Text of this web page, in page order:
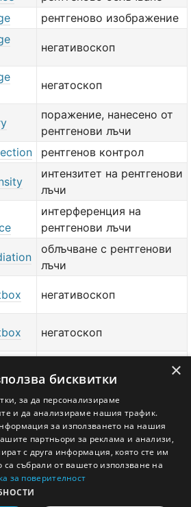
рентгеново изображение
негативоскоп
негатоскоп
поражение, нанесено от
рентгенови лъчи
рентгенов контрол
интензитет на рентгенови
лъчи
интерференция на
рентгенови лъчи
облъчване с рентгенови
лъчи
негативоскоп
негатоскоп
луминесценция
рентгенов спектрален
микроанализатор
или преводтук
речник © Ezikov.com
×
бисквитки
за да персонализираме
и да анализираме нашия трафик.
за използването на нашия
партньори за реклама и анализи,
с друга информация, която сте им
са събрали от вашето използване на
за поверителност